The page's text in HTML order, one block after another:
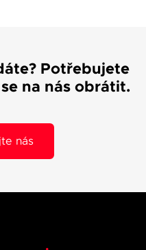
Potřebujete
na nás obrátit.
nás